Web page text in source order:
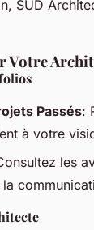
SUD
Votre
Passés:
à votre
les